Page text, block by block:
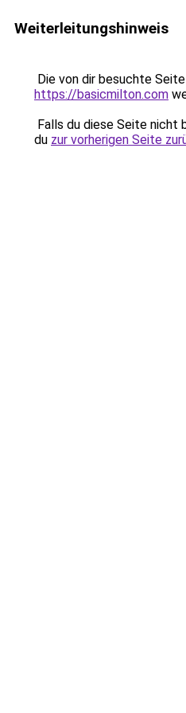
Weiterleitungshinweis
Die von dir besuchte
https://basicmilton.com
Falls du diese Seite nicht
du zur vorherigen Seite